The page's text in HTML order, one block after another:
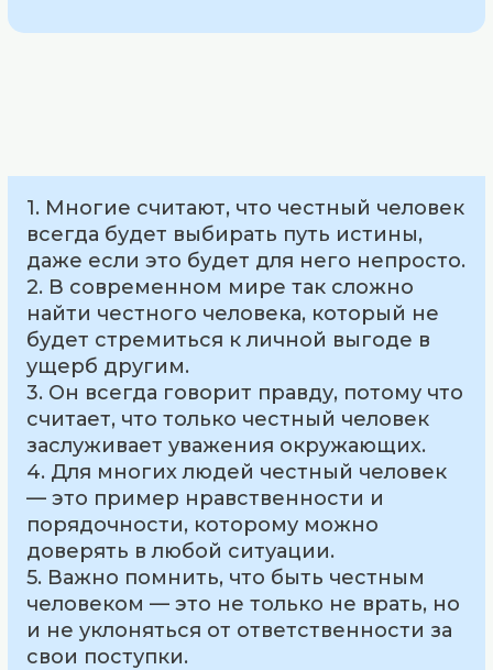
1. Многие считают, что честный человек
всегда будет выбирать путь истины,
даже если это будет для него непросто.
2. В современном мире так сложно
найти честного человека, который не
будет стремиться к личной выгоде в
ущерб другим.
3. Он всегда говорит правду, потому что
считает, что только честный человек
заслуживает уважения окружающих.
4. Для многих людей честный человек
— это пример нравственности и
порядочности, которому можно
доверять в любой ситуации.
5. Важно помнить, что быть честным
человеком — это не только не врать, но
и не уклоняться от ответственности за
свои поступки.